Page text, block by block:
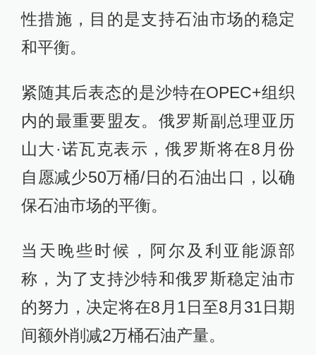
性措施，目的是支持石油市场的稳定
和平衡。
紧随其后表态的是沙特在OPEC+组织
内的最重要盟友。俄罗斯副总理亚历
山大·诺瓦克表示，俄罗斯将在8月份
自愿减少50万桶/日的石油出口，以确
保石油市场的平衡。
当天晚些时候，阿尔及利亚能源部
称，为了支持沙特和俄罗斯稳定油市
的努力，决定将在8月1日至8月31日期
间额外削减2万桶石油产量。